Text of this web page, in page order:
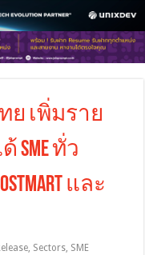
ย เพิ่มราย
SME ทั่ว
และ
, Sectors, SME